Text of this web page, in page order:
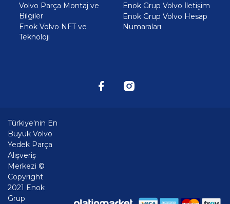
Volvo Parça Montaj ve
Bilgiler
Enok Volvo NFT ve
Teknoloji
Enok Grup Volvo İletişim
Enok Grup Volvo Hesap
Numaraları
Türkiye'nin En
Büyük Volvo
Yedek Parça
Alışveriş
Merkezi ©
Copyright
2021 Enok
Grup